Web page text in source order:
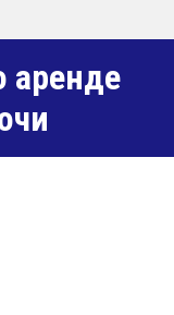
аренде